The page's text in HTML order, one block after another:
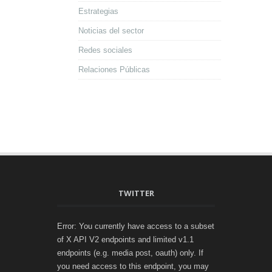
Estrategias
Noticias del sector
Redes sociales
Relaciones Públicas
TWITTER
Error: You currently have access to a subset
of X API V2 endpoints and limited v1.1
endpoints (e.g. media post, oauth) only. If
you need access to this endpoint, you may